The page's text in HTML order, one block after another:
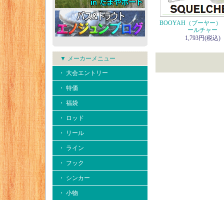
▼ メーカーメニュー
・ 大会エントリー
・ 特価
・ 福袋
・ ロッド
・ リール
・ ライン
・ フック
・ シンカー
・ 小物
BOOYAH（ブーヤー
ールチャー
1,793円(税込)